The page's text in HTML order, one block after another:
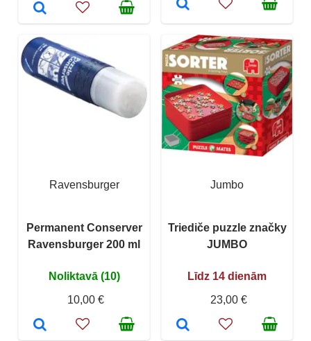
Ravensburger
Permanent Conserver
Ravensburger 200 ml
Noliktavā (10)
10,00 €
Jumbo
Triediče puzzle značky
JUMBO
Līdz 14 dienām
23,00 €